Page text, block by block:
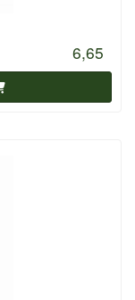
6,65